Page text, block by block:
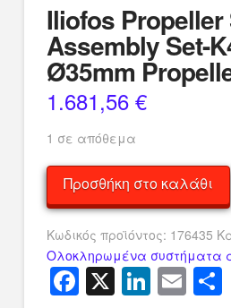
Iliofos Propeller
Assembly Set-
Ø35mm
1.681,56 €
1 σε απόθεμα
Iliofos
Propeller
Shaft
Assembly
Set-
K4
With
Προσθήκη στο καλάθι
Κωδικός προϊόντος: 176435
Ολοκληρωμένα συστήματα
Facebook
X